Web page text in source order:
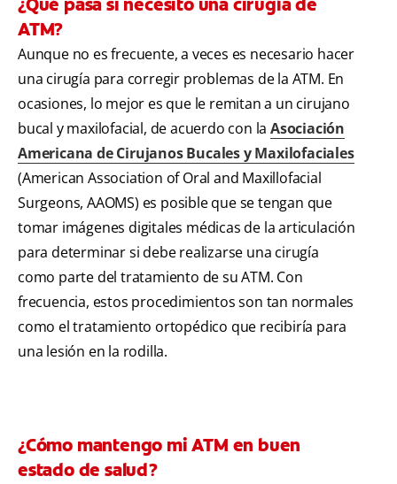
¿Qué pasa si necesito una cirugía de
ATM?
Aunque no es frecuente, a veces es necesario hacer
una cirugía para corregir problemas de la ATM. En
ocasiones, lo mejor es que le remitan a un cirujano
bucal y maxilofacial, de acuerdo con laAsociación
Americana de Cirujanos Bucales y Maxilofaciales
(American Association of Oral and Maxillofacial
Surgeons, AAOMS) es posible que se tengan que
tomar imágenes digitales médicas de la articulación
para determinar si debe realizarse una cirugía
como parte del tratamiento de su ATM. Con
frecuencia, estos procedimientos son tan normales
como el tratamiento ortopédico que recibiría para
una lesión en la rodilla.
¿Cómo mantengo mi ATM en buen
estado de salud?